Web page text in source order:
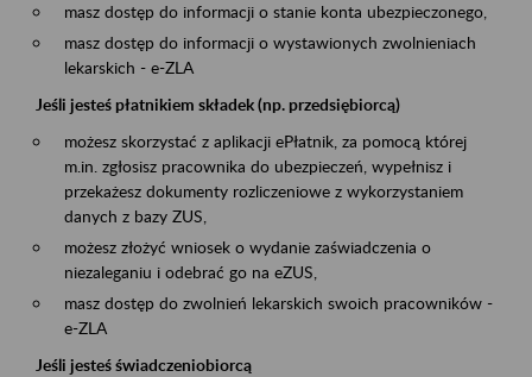
masz dostęp do informacji o stanie konta ubezpieczonego,
masz dostęp do informacji o wystawionych zwolnieniach
lekarskich - e-ZLA
Jeśli jesteś płatnikiem składek (np. przedsiębiorcą)
możesz skorzystać z aplikacji ePłatnik, za pomocą której
m.in. zgłosisz pracownika do ubezpieczeń, wypełnisz i
przekażesz dokumenty rozliczeniowe z wykorzystaniem
danych z bazy ZUS,
możesz złożyć wniosek o wydanie zaświadczenia o
niezaleganiu i odebrać go na eZUS,
masz dostęp do zwolnień lekarskich swoich pracowników -
e-ZLA
Jeśli jesteś świadczeniobiorcą